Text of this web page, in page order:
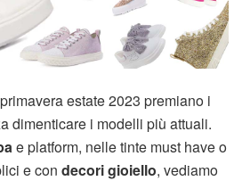
estate 2023 premiano i
dimenticare i modelli più attuali.
e platform, nelle tinte must have o
e con decori gioiello, vediamo